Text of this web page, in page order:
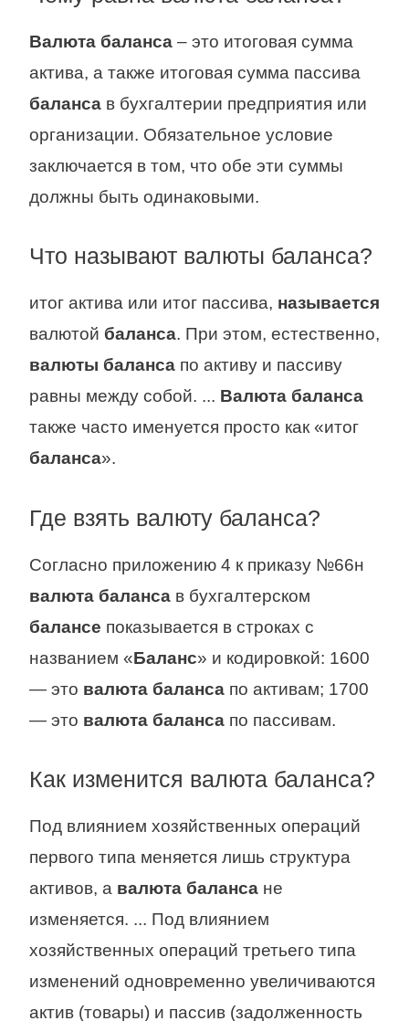
Валюта баланса – это итоговая сумма
актива, а также итоговая сумма пассива
баланса в бухгалтерии предприятия или
организации. Обязательное условие
заключается в том, что обе эти суммы
должны быть одинаковыми.
Что называют валюты баланса?
итог актива или итог пассива, называется
валютой баланса. При этом, естественно,
валюты баланса по активу и пассиву
равны между собой. ... Валюта баланса
также часто именуется просто как «итог
баланса».
Где взять валюту баланса?
Согласно приложению 4 к приказу №66н
валюта баланса в бухгалтерском
балансе показывается в строках с
названием «Баланс» и кодировкой: 1600
— это валюта баланса по активам; 1700
— это валюта баланса по пассивам.
Как изменится валюта баланса?
Под влиянием хозяйственных операций
первого типа меняется лишь структура
активов, а валюта баланса не
изменяется. ... Под влиянием
хозяйственных операций третьего типа
изменений одновременно увеличиваются
актив (товары) и пассив (задолженность